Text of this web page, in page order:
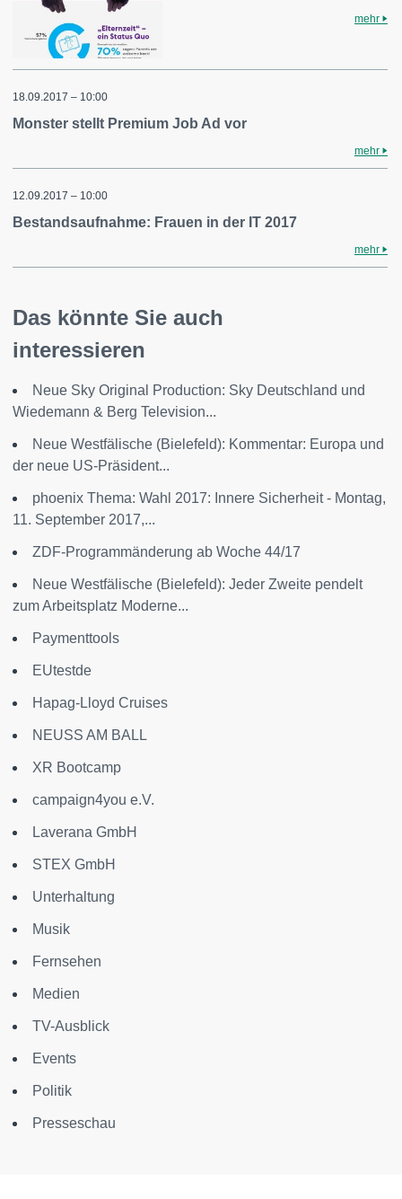
mehr
18.09.2017 – 10:00
Monster stellt Premium Job Ad vor
mehr
12.09.2017 – 10:00
Bestandsaufnahme: Frauen in der IT 2017
mehr
Das könnte Sie auch
interessieren
Neue Sky Original Production: Sky Deutschland und
Wiedemann & Berg Television...
Neue Westfälische (Bielefeld): Kommentar: Europa und
der neue US-Präsident...
phoenix Thema: Wahl 2017: Innere Sicherheit - Montag,
11. September 2017,...
ZDF-Programmänderung ab Woche 44/17
Neue Westfälische (Bielefeld): Jeder Zweite pendelt
zum Arbeitsplatz Moderne...
Paymenttools
EUtestde
Hapag-Lloyd Cruises
NEUSS AM BALL
XR Bootcamp
campaign4you e.V.
Laverana GmbH
STEX GmbH
Unterhaltung
Musik
Fernsehen
Medien
TV-Ausblick
Events
Politik
Presseschau